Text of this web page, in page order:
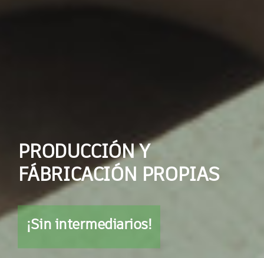
PRODUCCIÓN Y
FÁBRICACIÓN PROPIAS
¡Sin intermediarios!